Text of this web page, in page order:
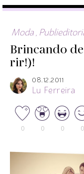
Moda
Brincando
rir!)!
08.12.2011
Lu Ferreira
0 0 0 0